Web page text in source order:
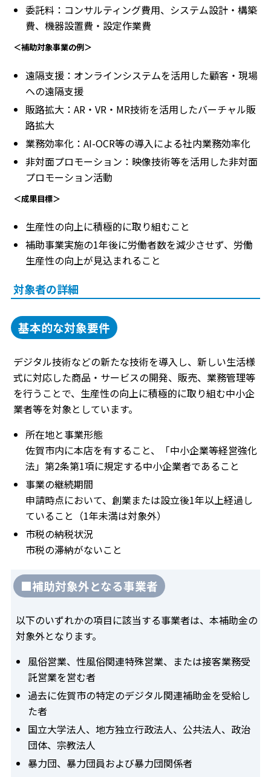
委託料：コンサルティング費用、システム設計・構築
費、機器設置費・設定作業費
＜補助対象事業の例＞
遠隔支援：オンラインシステムを活用した顧客・現場
への遠隔支援
販路拡大：AR・VR・MR技術を活用したバーチャル販
路拡大
業務効率化：AI-OCR等の導入による社内業務効率化
非対面プロモーション：映像技術等を活用した非対面
プロモーション活動
＜成果目標＞
生産性の向上に積極的に取り組むこと
補助事業実施の1年後に労働者数を減少させず、労働
生産性の向上が見込まれること
対象者の詳細
基本的な対象要件
デジタル技術などの新たな技術を導入し、新しい生活様
式に対応した商品・サービスの開発、販売、業務管理等
を行うことで、生産性の向上に積極的に取り組む中小企
業者等を対象としています。
所在地と事業形態
佐賀市内に本店を有すること、「中小企業等経営強化
法」第2条第1項に規定する中小企業者であること
事業の継続期間
申請時点において、創業または設立後1年以上経過し
ていること（1年未満は対象外）
市税の納税状況
市税の滞納がないこと
■補助対象外となる事業者
以下のいずれかの項目に該当する事業者は、本補助金の
対象外となります。
風俗営業、性風俗関連特殊営業、または接客業務受
託営業を営む者
過去に佐賀市の特定のデジタル関連補助金を受給し
た者
国立大学法人、地方独立行政法人、公共法人、政治
団体、宗教法人
暴力団、暴力団員および暴力団関係者